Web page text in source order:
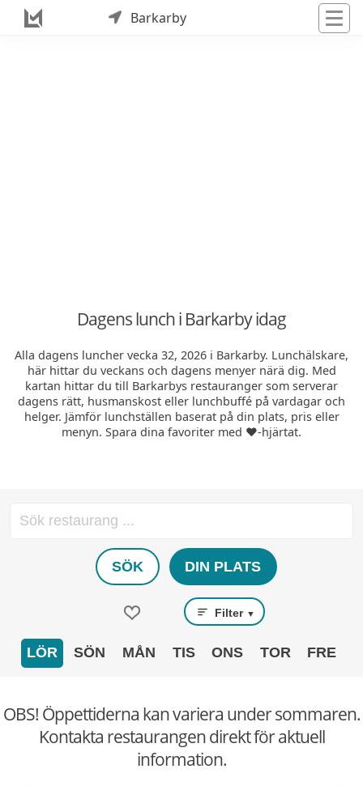
Barkarby
Dagens lunch i Barkarby idag
Alla dagens luncher vecka 32, 2026 i Barkarby. Lunchälskare,
här hittar du veckans och dagens menyer närä dig. Med
kartan hittar du till Barkarbys restauranger som serverar
dagens rätt, husmanskost eller lunchbuffé på vardagar och
helger. Jämför lunchställen baserat på din plats, pris eller
menyn. Spara dina favoriter med ❤️-hjärtat.
SÖK DIN PLATS
Filter ▼
LÖR SÖN MÅN TIS ONS TOR FRE
OBS! Öppettiderna kan variera under sommaren.
Kontakta restaurangen direkt för aktuell
information.